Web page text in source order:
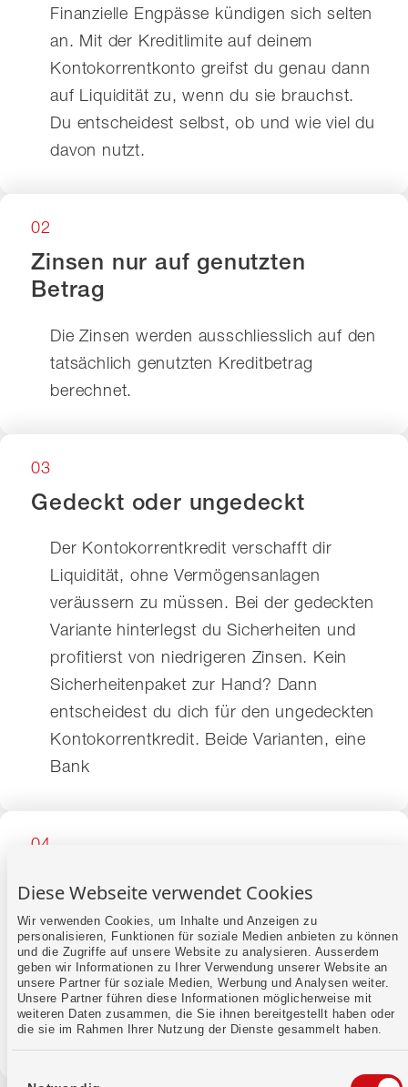
Diese Webseite verwendet Cookies
Wir verwenden Cookies, um Inhalte und Anzeigen zu
personalisieren, Funktionen für soziale Medien anbieten zu können
und die Zugriffe auf unsere Website zu analysieren. Ausserdem
geben wir Informationen zu Ihrer Verwendung unserer Website an
unsere Partner für soziale Medien, Werbung und Analysen weiter.
Unsere Partner führen diese Informationen möglicherweise mit
weiteren Daten zusammen, die Sie ihnen bereitgestellt haben oder
die sie im Rahmen Ihrer Nutzung der Dienste gesammelt haben.
Finanzielle Engpässe kündigen sich selten
an. Mit der Kreditlimite auf deinem
Kontokorrentkonto greifst du genau dann
auf Liquidität zu, wenn du sie brauchst.
Du entscheidest selbst, ob und wie viel du
davon nutzt.
02
Zinsen nur auf genutzten
Betrag
Die Zinsen werden ausschliesslich auf den
tatsächlich genutzten Kreditbetrag
berechnet.
03
Gedeckt oder ungedeckt
Der Kontokorrentkredit verschafft dir
Liquidität, ohne Vermögensanlagen
veräussern zu müssen. Bei der gedeckten
Variante hinterlegst du Sicherheiten und
profitierst von niedrigeren Zinsen. Kein
Sicherheitenpaket zur Hand? Dann
entscheidest du dich für den ungedeckten
Kontokorrentkredit. Beide Varianten, eine
Bank
04
Kein starrer Vertrag, der dich bindet,
wenn du den Kredit nicht mehr brauchst.
Der Kontokorrentkredit hat keine feste
Laufzeit und kann jederzeit gekündigt
werden.